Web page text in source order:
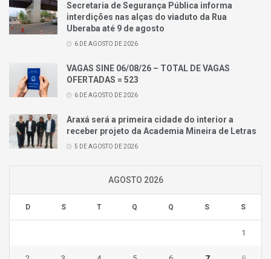
Secretaria de Segurança Pública informa
interdições nas alças do viaduto da Rua
Uberaba até 9 de agosto
6 DE AGOSTO DE 2026
VAGAS SINE 06/08/26 – TOTAL DE VAGAS
OFERTADAS = 523
6 DE AGOSTO DE 2026
Araxá será a primeira cidade do interior a
receber projeto da Academia Mineira de Letras
5 DE AGOSTO DE 2026
AGOSTO 2026
D S T Q Q S S
1